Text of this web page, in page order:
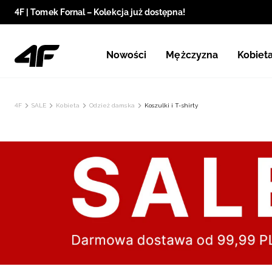
4F | Tomek Fornal – Kolekcja już dostępna!
Nowości Mężczyzna
4F SALE Kobieta Odzież damska Koszulki i T-shirty